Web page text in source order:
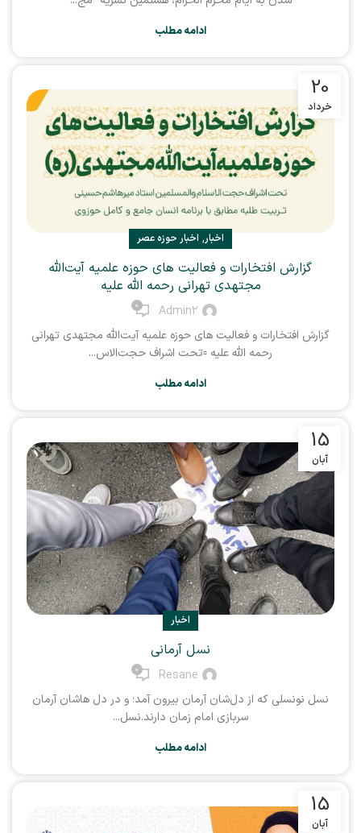
ادامه مطلب
20
خرداد
اخبار, اخبار حوزه عصر
گزارش افتخارات و فعالیت های حوزه علمیه آیت‌الله
مجتهدی تهرانی رحمه الله علیه
Admin2
0
گزارش افتخارات و فعالیت های حوزه علمیه آیت‌الله مجتهدی تهرانی
رحمه الله علیه ▫️تحت اشراف حجت‌الاس...
ادامه مطلب
15
آبان
اخبار
نسل آرمانی
Resane
0
نسل نونسلی که از دل‌شان آرمان بیرون آمد؛ و در دل هاشان آرمان
سربازی امام زمان دارند.نسل...
ادامه مطلب
15
آبان